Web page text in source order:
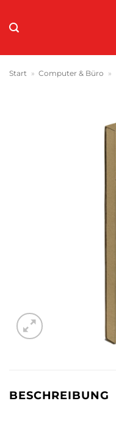
Inhalt
Start » Computer & Büro »
BESCHREIBUNG